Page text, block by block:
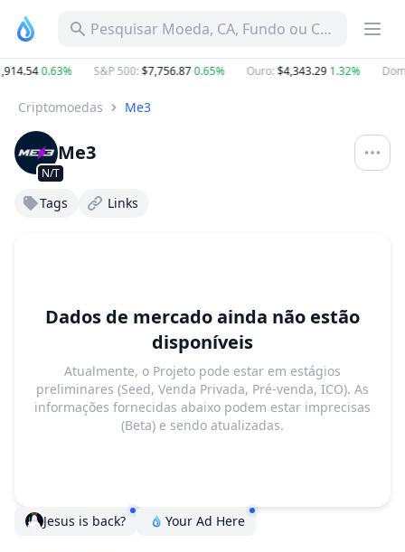
Pesquisar Moeda, CA, Fundo ou Categoria
0.63% S&P 500:$7,756.870.65% Ouro:$4,343.291.32%
Criptomoedas Me3
N/T
Me3
Tags Links
Dados de mercado ainda não estão
disponíveis
Atualmente, o Projeto pode estar em estágios
preliminares (Seed, Venda Privada, Pré-venda, ICO). As
informações fornecidas abaixo podem estar imprecisas
(Beta) e sendo atualizadas.
Jesus is back? Your Ad Here